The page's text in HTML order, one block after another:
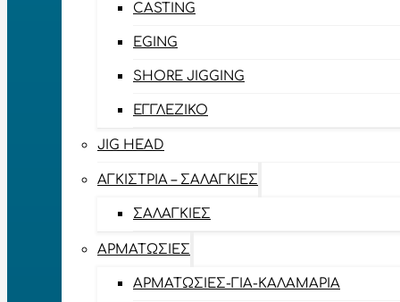
CASTING
EGING
SHORE JIGGING
ΕΓΓΛΈΖΙΚΟ
JIG HEAD
ΑΓΚΊΣΤΡΙΑ – ΣΑΛΑΓΚΙΈΣ
ΣΑΛΑΓΚΙΈΣ
ΑΡΜΑΤΩΣΙΈΣ
ΑΡΜΑΤΩΣΙΈΣ-ΓΙΑ-ΚΑΛΑΜΆΡΙΑ